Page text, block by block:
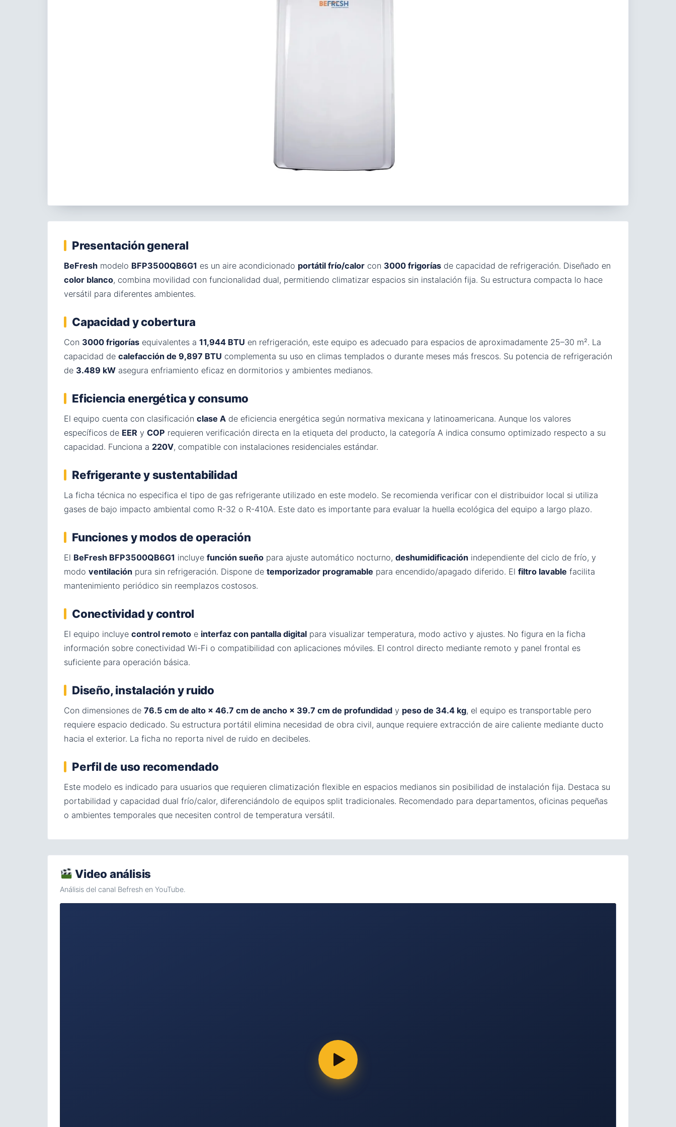
Presentación general
BeFresh modelo BFP3500QB6G1 es un aire acondicionado portátil frío/calor con 3000 frigorías de capacidad de refrigeración. Diseñado en
color blanco, combina movilidad con funcionalidad dual, permitiendo climatizar espacios sin instalación fija. Su estructura compacta lo hace
versátil para diferentes ambientes.
Capacidad y cobertura
Con 3000 frigorías equivalentes a 11,944 BTU en refrigeración, este equipo es adecuado para espacios de aproximadamente 25–30 m². La
capacidad de calefacción de 9,897 BTU complementa su uso en climas templados o durante meses más frescos. Su potencia de refrigeración
de 3.489 kW asegura enfriamiento eficaz en dormitorios y ambientes medianos.
Eficiencia energética y consumo
El equipo cuenta con clasificación clase A de eficiencia energética según normativa mexicana y latinoamericana. Aunque los valores
específicos de EER y COP requieren verificación directa en la etiqueta del producto, la categoría A indica consumo optimizado respecto a su
capacidad. Funciona a 220V, compatible con instalaciones residenciales estándar.
Refrigerante y sustentabilidad
La ficha técnica no especifica el tipo de gas refrigerante utilizado en este modelo. Se recomienda verificar con el distribuidor local si utiliza
gases de bajo impacto ambiental como R-32 o R-410A. Este dato es importante para evaluar la huella ecológica del equipo a largo plazo.
Funciones y modos de operación
El BeFresh BFP3500QB6G1 incluye función sueño para ajuste automático nocturno, deshumidificación independiente del ciclo de frío, y
modo ventilación pura sin refrigeración. Dispone de temporizador programable para encendido/apagado diferido. El filtro lavable facilita
mantenimiento periódico sin reemplazos costosos.
Conectividad y control
El equipo incluye control remoto e interfaz con pantalla digital para visualizar temperatura, modo activo y ajustes. No figura en la ficha
información sobre conectividad Wi-Fi o compatibilidad con aplicaciones móviles. El control directo mediante remoto y panel frontal es
suficiente para operación básica.
Diseño, instalación y ruido
Con dimensiones de 76.5 cm de alto × 46.7 cm de ancho × 39.7 cm de profundidad y peso de 34.4 kg, el equipo es transportable pero
requiere espacio dedicado. Su estructura portátil elimina necesidad de obra civil, aunque requiere extracción de aire caliente mediante ducto
hacia el exterior. La ficha no reporta nivel de ruido en decibeles.
Perfil de uso recomendado
Este modelo es indicado para usuarios que requieren climatización flexible en espacios medianos sin posibilidad de instalación fija. Destaca su
portabilidad y capacidad dual frío/calor, diferenciándolo de equipos split tradicionales. Recomendado para departamentos, oficinas pequeñas
o ambientes temporales que necesiten control de temperatura versátil.
Video análisis
Análisis del canal Befresh en YouTube.